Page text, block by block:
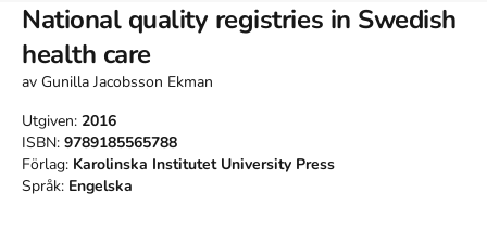
National quality registries in Swedish
health care
av Gunilla Jacobsson Ekman
Utgiven: 2016
ISBN: 9789185565788
Förlag: Karolinska Institutet University Press
Språk: Engelska